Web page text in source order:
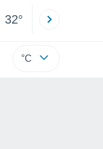
32°
°C